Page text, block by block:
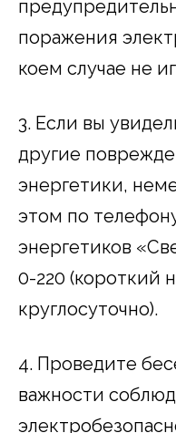
поражения
коем случае не
3. Если вы
другие
энергетики,
этом по
энергетиков
0-220 (короткий
круглосуточно).
4. Проведите
важности